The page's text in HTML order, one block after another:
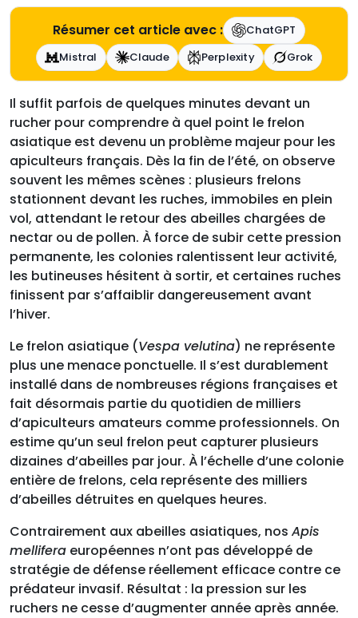
Résumer cet article avec :
ChatGPT
Mistral
Claude Perplexity Grok
Il suffit parfois de quelques minutes devant un
rucher pour comprendre à quel point le frelon
asiatique est devenu un problème majeur pour les
apiculteurs français. Dès la fin de l’été, on observe
souvent les mêmes scènes : plusieurs frelons
stationnent devant les ruches, immobiles en plein
vol, attendant le retour des abeilles chargées de
nectar ou de pollen. À force de subir cette pression
permanente, les colonies ralentissent leur activité,
les butineuses hésitent à sortir, et certaines ruches
finissent par s’affaiblir dangereusement avant
l’hiver.
Le frelon asiatique (Vespa velutina) ne représente
plus une menace ponctuelle. Il s’est durablement
installé dans de nombreuses régions françaises et
fait désormais partie du quotidien de milliers
d’apiculteurs amateurs comme professionnels. On
estime qu’un seul frelon peut capturer plusieurs
dizaines d’abeilles par jour. À l’échelle d’une colonie
entière de frelons, cela représente des milliers
d’abeilles détruites en quelques heures.
Contrairement aux abeilles asiatiques, nos Apis
mellifera européennes n’ont pas développé de
stratégie de défense réellement efficace contre ce
prédateur invasif. Résultat : la pression sur les
ruchers ne cesse d’augmenter année après année.